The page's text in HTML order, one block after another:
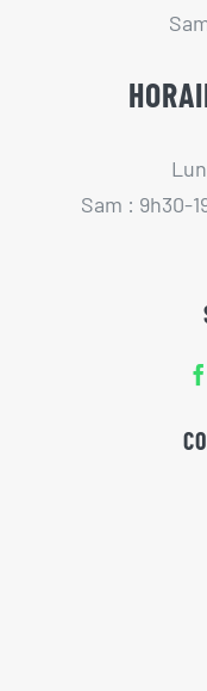
Sam : 9h30-